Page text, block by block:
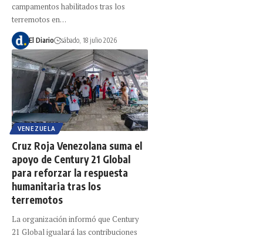
campamentos habilitados tras los
terremotos en…
El Diario sábado, 18 julio 2026
VENEZUELA
Cruz Roja Venezolana suma el
apoyo de Century 21 Global
para reforzar la respuesta
humanitaria tras los
terremotos
La organización informó que Century
21 Global igualará las contribuciones